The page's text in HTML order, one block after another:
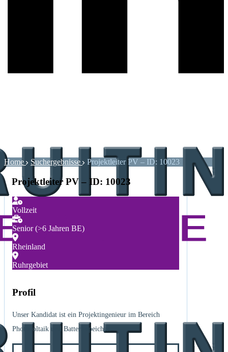
Home Suchergebnisse Projektleiter PV – ID: 10023
Projektleiter PV – ID: 10023
Vollzeit
Senior (>6 Jahren BE)
Rheinland
Ruhrgebiet
Profil
Unser Kandidat ist ein Projektingenieur im Bereich
Photovoltaik und Batteriespeicher.